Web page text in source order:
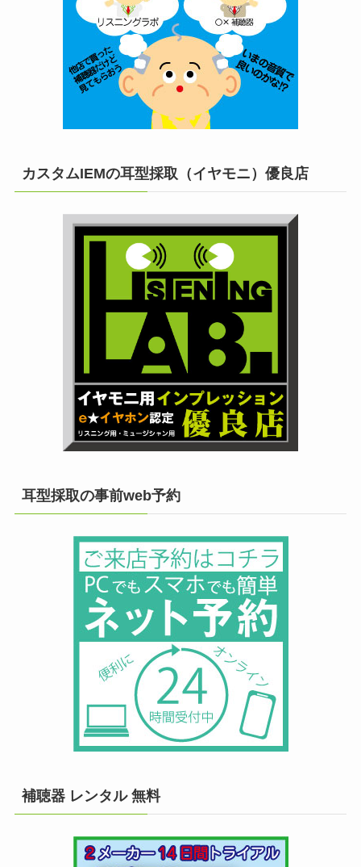
カスタムIEMの耳型採取（イヤモニ）優良店
耳型採取の事前web予約
補聴器 レンタル 無料